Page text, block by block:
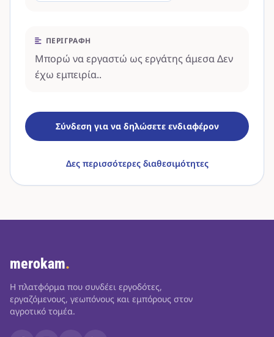
ΠΕΡΙΓΡΑΦΉ
Μπορώ να εργαστώ ως εργάτης άμεσα Δεν
έχω εμπειρία..
Σύνδεση για να δηλώσετε ενδιαφέρον
Δες περισσότερες διαθεσιμότητες
merokam.
Η πλατφόρμα που συνδέει εργοδότες,
εργαζόμενους, γεωπόνους και εμπόρους στον
αγροτικό τομέα.